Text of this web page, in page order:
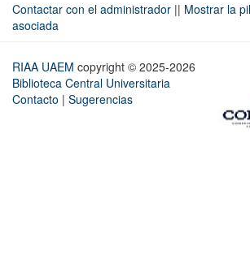
Contactar con el administrador || Mostrar la
asociada
RIAA UAEM copyright © 2025-2026
Biblioteca Central Universitaria
Contacto | Sugerencias